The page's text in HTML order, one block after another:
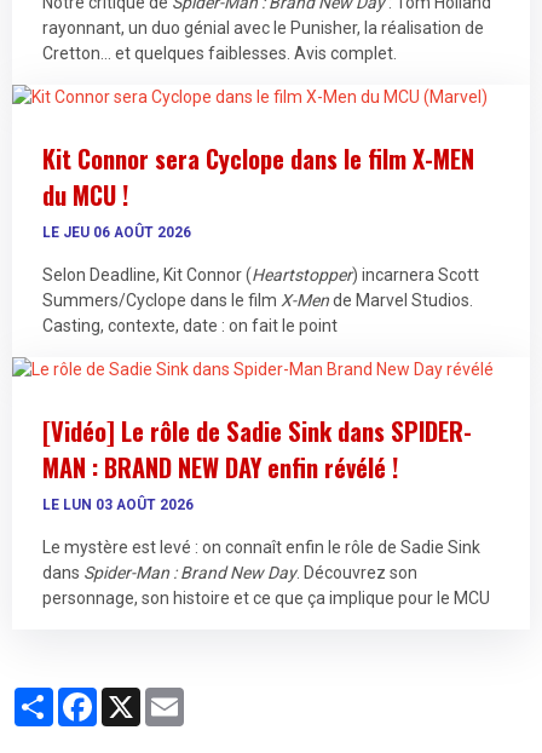
rayonnant, un duo génial avec le Punisher, la réalisation de
Cretton… et quelques faiblesses. Avis complet.
Kit Connor sera Cyclope dans le film X-MEN
du MCU !
LE JEU 06 AOÛT 2026
Selon Deadline, Kit Connor (Heartstopper) incarnera Scott
Summers/Cyclope dans le film X-Mende Marvel Studios.
Casting, contexte, date : on fait le point
[Vidéo] Le rôle de Sadie Sink dans SPIDER-
MAN : BRAND NEW DAY enfin révélé !
LE LUN 03 AOÛT 2026
Le mystère est levé : on connaît enfin le rôle de Sadie Sink
dans Spider-Man : Brand New Day. Découvrez son
personnage, son histoire et ce que ça implique pour le MCU
PartagerFacebook
X